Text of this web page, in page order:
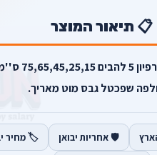
📋 תיאור המוצר
סט שפכטלים
שפכטל גבס מוט מאריך.
🛡️ אחריות יבואן 🏷️ מחיר